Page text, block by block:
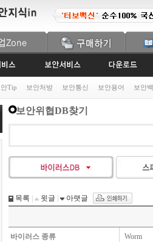
안Tip 보안처방 보안통신 보안용어 보안
보안위협DB찾기
목록 윗글 아랫글
바이러스 종류 Worm